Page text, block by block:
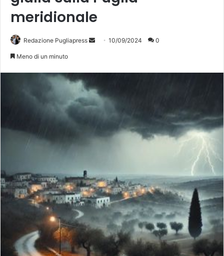
meridionale
Redazione Pugliapress
Invia 10/09/2024 0
Meno di un minuto